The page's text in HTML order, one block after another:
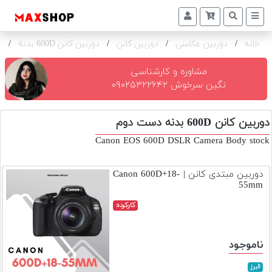
دوربین
و
تجهیزات
و
اکسسوری
دوم
اجاره
دوربین
و
خانه / دوربین عکاسی / دوربین کانن / دوربین کانن 600D بدنه /
مشاوره و کارشناسی
نگین سرخوش ۰۹۰۲۵۳۲۲۶۴۲
دوربین کانن 600D بدنه دست دوم
Canon EOS 600D DSLR Camera Body stock
دوربین مبتدی کانن | Canon 600D+18-
55mm
کارکرده
ناموجود
البرز